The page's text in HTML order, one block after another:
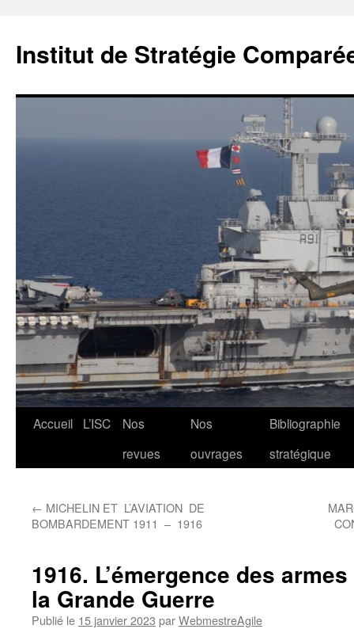
Institut de Stratégie
Aller
Accueil L’ISC
Nos
revues
Nos
ouvrages
Bibliographie
stratégique
← MICHELIN ET L’AVIATION DE
BOMBARDEMENT 1911 – 1916
1916. L’émergence des
la Grande Guerre
Publié le 15 janvier 2023 parWebmestreAgile